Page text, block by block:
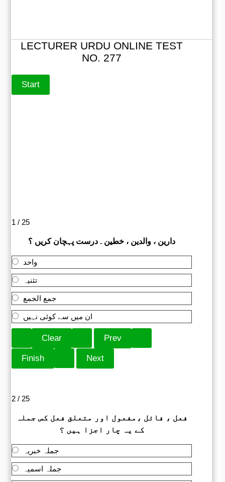
LECTURER URDU ONLINE TEST
NO. 277
1 / 25
دارین ، والدین ، خطین . درست پہچان کریں ؟
واحد
تثنیہ
جمع الجمع
ان میں سے کوئی نہیں
2 / 25
فعل ، فائل ،مفعول اور متعلق فعل کس جملہ
کے یہ چار اجزا ہیں ؟
جملہ خبریہ
جملہ اسمیہ